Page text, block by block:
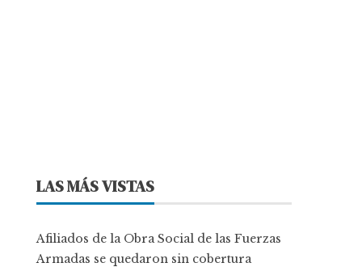
LAS MÁS VISTAS
Afiliados de la Obra Social de las Fuerzas
Armadas se quedaron sin cobertura